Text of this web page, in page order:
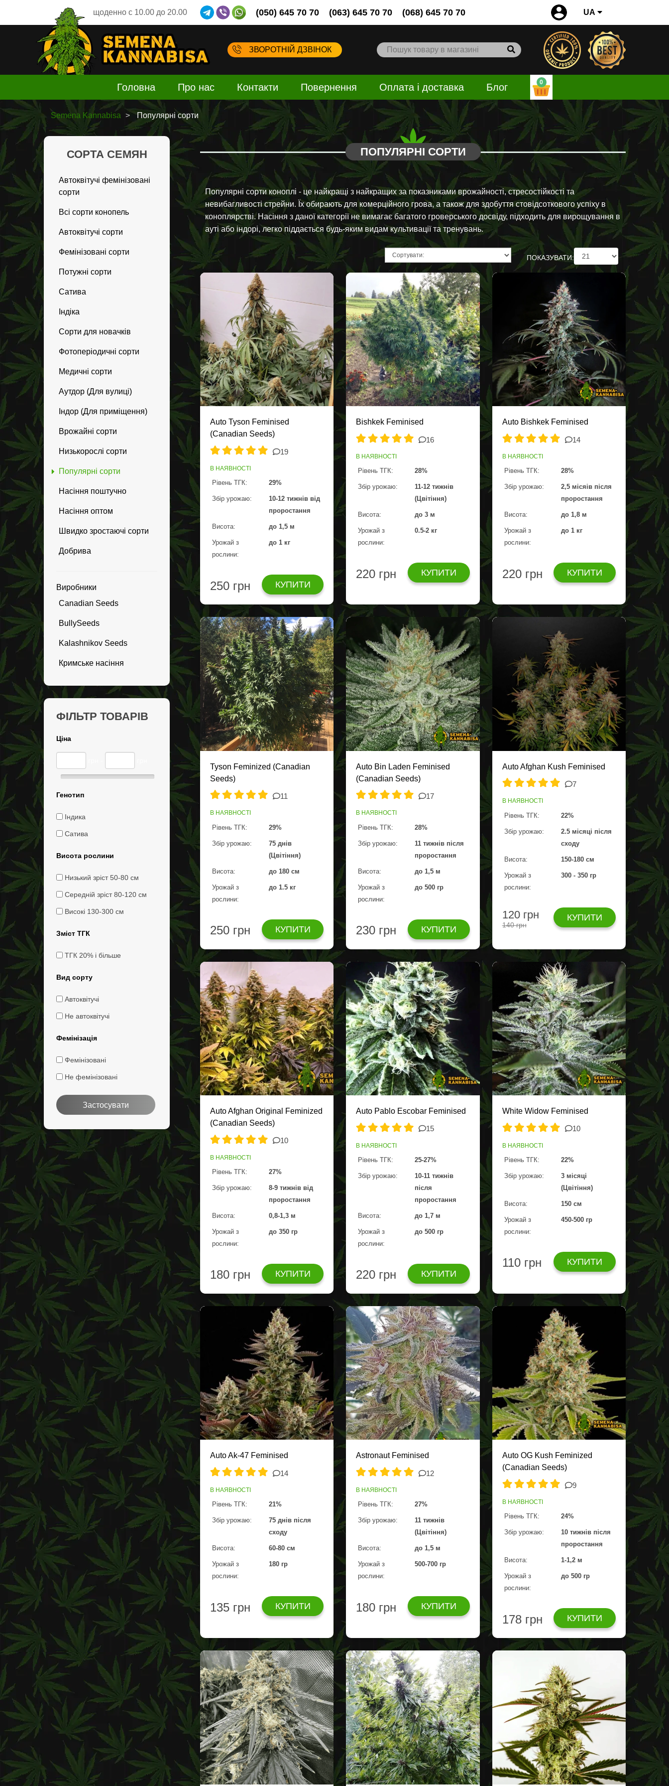
щоденно c 10.00 до 20.00 (050) 645 70 70 (063) 645 70 70 (068) 645 70 70 UA
ЗВОРОТНІЙ ДЗВІНОК
Головна Про нас Контакти Повернення Оплата і доставка Блог 0
Semena Kannabisa Популярні сорти
СОРТА СЕМЯН
Автоквітучі фемінізовані
сорти
Всі сорти конопель
Автоквітучі сорти
Фемінізовані сорти
Потужні сорти
Сатива
Індіка
Сорти для новачків
Фотоперіодичні сорти
Медичні сорти
Аутдор (Для вулиці)
Індор (Для приміщення)
Врожайні сорти
Низькорослі сорти
Популярні сорти
Насіння поштучно
Насіння оптом
Швидко зростаючі сорти
Добрива
Виробники
Canadian Seeds
BullySeeds
Kalashnikov Seeds
Кримське насіння
ФІЛЬТР ТОВАРІВ
Ціна
Генотип
Індика
Сатива
Висота рослини
Низький зріст 50-80 см
Середній зріст 80-120 см
Високі 130-300 см
Зміст ТГК
ТГК 20% і більше
Вид сорту
Автоквітучі
Не автоквітучі
Фемінізація
Фемінізовані
Не фемінізовані
Застосувати
ПОПУЛЯРНІ СОРТИ
Популярні сорти коноплі - це найкращі з найкращих за показниками врожайності, стресостійкості та
невибагливості стрейни. Їх обирають для комерційного грова, а також для здобуття стовідсоткового успіху в
коноплярстві. Насіння з даної категорії не вимагає багатого гроверського досвіду, підходить для вирощування в
ауті або індорі, легко піддається будь-яким видам культивації та тренувань.
ПОКАЗУВАТИ:
Auto Tyson Feminised
(Canadian Seeds)
19
В НАЯВНОСТІ
Рівень ТГК: 29%
Збір урожаю:
10-12 тижнів від
проростання
Висота: до 1,5 м
Урожай з
рослини:
до 1 кг
250 грн КУПИТИ
Bishkek Feminised
16
В НАЯВНОСТІ
Рівень ТГК: 28%
Збір урожаю:
11-12 тижнів
(Цвітіння)
Висота: до 3 м
Урожай з
рослини:
0.5-2 кг
220 грн КУПИТИ
Auto Bishkek Feminised
14
В НАЯВНОСТІ
Рівень ТГК: 28%
Збір урожаю:
2,5 місяів після
проростання
Висота: до 1,8 м
Урожай з
рослини:
до 1 кг
220 грн КУПИТИ
Tyson Feminized (Canadian
Seeds)
11
В НАЯВНОСТІ
Рівень ТГК: 29%
Збір урожаю:
75 днів
(Цвітіння)
Висота: до 180 см
Урожай з
рослини:
до 1.5 кг
250 грн КУПИТИ
Auto Bin Laden Feminised
(Canadian Seeds)
17
В НАЯВНОСТІ
Рівень ТГК: 28%
Збір урожаю:
11 тижнів після
проростання
Висота: до 1,5 м
Урожай з
рослини:
до 500 гр
230 грн КУПИТИ
Auto Afghan Kush Feminised
7
В НАЯВНОСТІ
Рівень ТГК: 22%
Збір урожаю:
2.5 місяці після
сходу
Висота: 150-180 см
Урожай з
рослини:
300 - 350 гр
120 грн
140 грн
КУПИТИ
Auto Afghan Original Feminized
(Canadian Seeds)
10
В НАЯВНОСТІ
Рівень ТГК: 27%
Збір урожаю:
8-9 тижнів від
проростання
Висота: 0,8-1,3 м
Урожай з
рослини:
до 350 гр
180 грн КУПИТИ
Auto Pablo Escobar Feminised
15
В НАЯВНОСТІ
Рівень ТГК: 25-27%
Збір урожаю:
10-11 тижнів
після
проростання
Висота: до 1,7 м
Урожай з
рослини:
до 500 гр
220 грн КУПИТИ
White Widow Feminised
10
В НАЯВНОСТІ
Рівень ТГК: 22%
Збір урожаю:
3 місяці
(Цвітіння)
Висота: 150 см
Урожай з
рослини:
450-500 гр
110 грн КУПИТИ
Auto Ak-47 Feminised
14
В НАЯВНОСТІ
Рівень ТГК: 21%
Збір урожаю:
75 днів після
сходу
Висота: 60-80 см
Урожай з
рослини:
180 гр
135 грн КУПИТИ
Astronaut Feminised
12
В НАЯВНОСТІ
Рівень ТГК: 27%
Збір урожаю:
11 тижнів
(Цвітіння)
Висота: до 1,5 м
Урожай з
рослини:
500-700 гр
180 грн КУПИТИ
Auto OG Kush Feminized
(Canadian Seeds)
9
В НАЯВНОСТІ
Рівень ТГК: 24%
Збір урожаю:
10 тижнів після
проростання
Висота: 1-1,2 м
Урожай з
рослини:
до 500 гр
178 грн КУПИТИ